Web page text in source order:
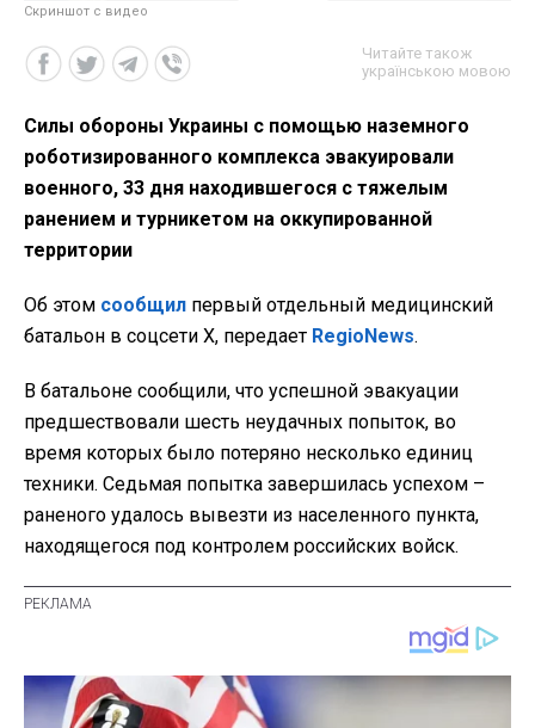
Скриншот с видео
Читайте також
українською мовою
Силы обороны Украины с помощью наземного
роботизированного комплекса эвакуировали
военного, 33 дня находившегося с тяжелым
ранением и турникетом на оккупированной
территории
Об этом сообщил первый отдельный медицинский
батальон в соцсети Х, передает RegioNews.
В батальоне сообщили, что успешной эвакуации
предшествовали шесть неудачных попыток, во
время которых было потеряно несколько единиц
техники. Седьмая попытка завершилась успехом –
раненого удалось вывезти из населенного пункта,
находящегося под контролем российских войск.